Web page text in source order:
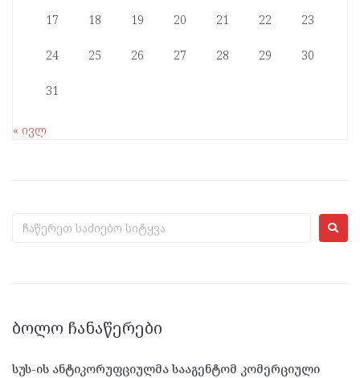
17 18 19 20 21 22 23
24 25 26 27 28 29 30
31
« ივლ
ᲑᲝᲚᲝ ᲩᲐᲜᲐᲬᲔᲠᲔᲑᲘ
სუს-ის ანტიკორუფციულმა სააგენტომ კომერციული